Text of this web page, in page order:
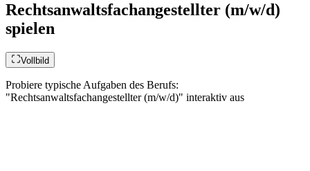
Rechtsanwaltsfachangestellter (m/w/d)
spielen
Vollbild
Probiere typische Aufgaben des Berufs:
"Rechtsanwaltsfachangestellter (m/w/d)" interaktiv aus